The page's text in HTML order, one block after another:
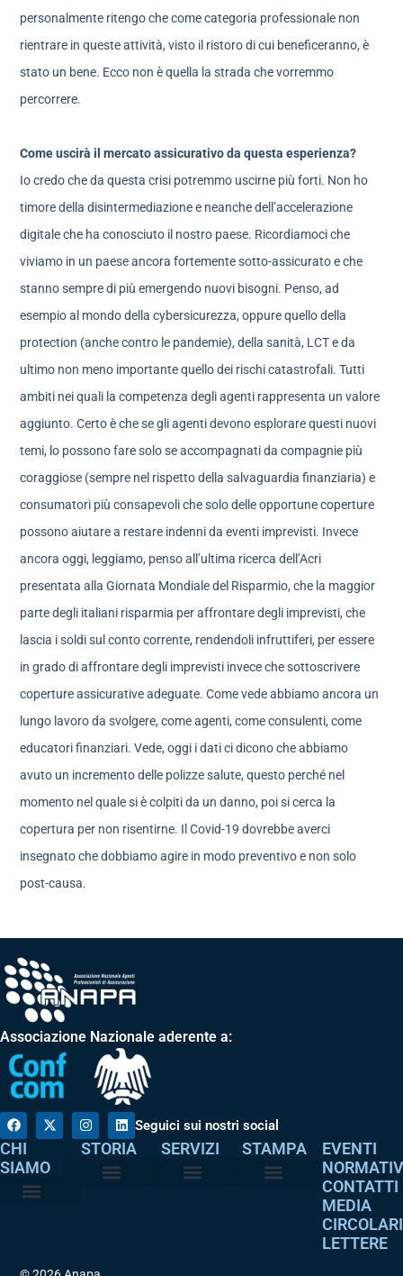
personalmente ritengo che come categoria professionale non
rientrare in queste attività, visto il ristoro di cui beneficeranno, è
stato un bene. Ecco non è quella la strada che vorremmo
percorrere.
Come uscirà il mercato assicurativo da questa esperienza?
Io credo che da questa crisi potremmo uscirne più forti. Non ho
timore della disintermediazione e neanche dell’accelerazione
digitale che ha conosciuto il nostro paese. Ricordiamoci che
viviamo in un paese ancora fortemente sotto-assicurato e che
stanno sempre di più emergendo nuovi bisogni. Penso, ad
esempio al mondo della cybersicurezza, oppure quello della
protection (anche contro le pandemie), della sanità, LCT e da
ultimo non meno importante quello dei rischi catastrofali. Tutti
ambiti nei quali la competenza degli agenti rappresenta un valore
aggiunto. Certo è che se gli agenti devono esplorare questi nuovi
temi, lo possono fare solo se accompagnati da compagnie più
coraggiose (sempre nel rispetto della salvaguardia finanziaria) e
consumatori più consapevoli che solo delle opportune coperture
possono aiutare a restare indenni da eventi imprevisti. Invece
ancora oggi, leggiamo, penso all’ultima ricerca dell’Acri
presentata alla Giornata Mondiale del Risparmio, che la maggior
parte degli italiani risparmia per affrontare degli imprevisti, che
lascia i soldi sul conto corrente, rendendoli infruttiferi, per essere
in grado di affrontare degli imprevisti invece che sottoscrivere
coperture assicurative adeguate. Come vede abbiamo ancora un
lungo lavoro da svolgere, come agenti, come consulenti, come
educatori finanziari. Vede, oggi i dati ci dicono che abbiamo
avuto un incremento delle polizze salute, questo perché nel
momento nel quale si è colpiti da un danno, poi si cerca la
copertura per non risentirne. Il Covid-19 dovrebbe averci
insegnato che dobbiamo agire in modo preventivo e non solo
post-causa.
Associazione Nazionale aderente a:
Seguici sui nostri social
CHI
SIAMO
STORIA SERVIZI STAMPA
EVENTI
CONTATTI
MEDIA
CIRCOLARI
LETTERE